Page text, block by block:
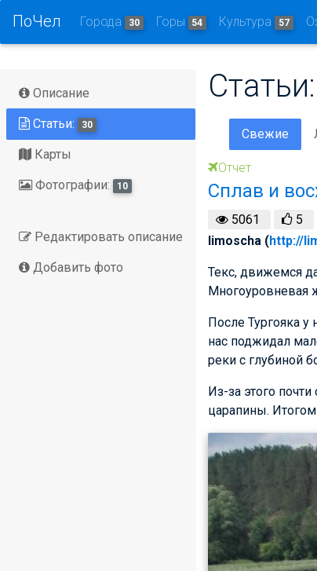
ПоЧел Города 30 Горы 54 Культура 57
Описание
Статьи: 30
Карты
Фотографии: 10
Редактировать описание
Добавить фото
Свежие
Отчет
Сплав и
5061 5
limoscha (http://
Текс, движемся
Многоуровневая
После Тургояка
нас поджидал
реки с глубиной
Из-за этого
царапины. Итогом